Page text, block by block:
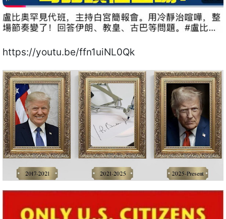
https://youtu.be/ffn1uiNL0Qk